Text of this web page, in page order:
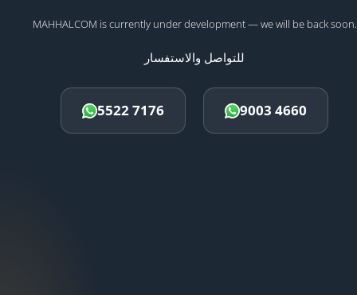
MAHHALCOM is currently under development — we will be back soon.
للتواصل والاستفسار
5522 7176 9003 4660